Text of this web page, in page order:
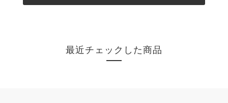
最近チェックした商品